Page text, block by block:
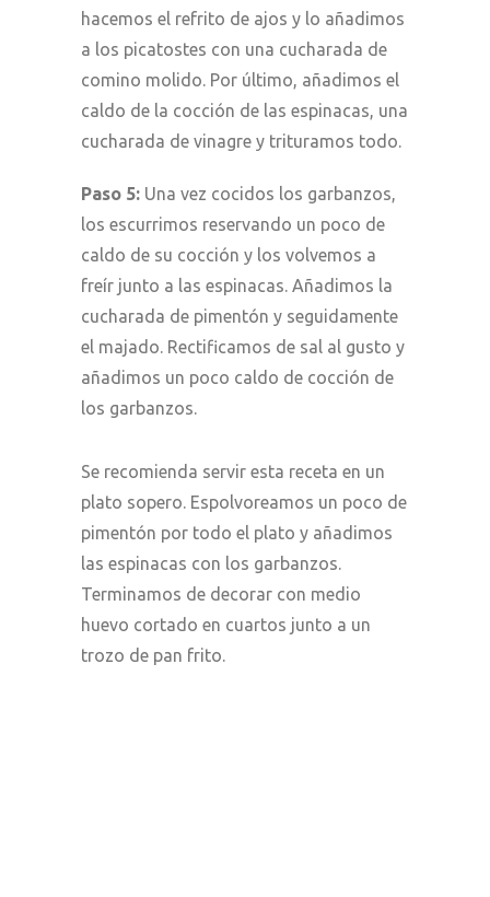
hacemos el refrito de ajos y lo añadimos
a los picatostes con una cucharada de
comino molido. Por último, añadimos el
caldo de la cocción de las espinacas, una
cucharada de vinagre y trituramos todo.
Paso 5: Una vez cocidos los garbanzos,
los escurrimos reservando un poco de
caldo de su cocción y los volvemos a
freír junto a las espinacas. Añadimos la
cucharada de pimentón y seguidamente
el majado. Rectificamos de sal al gusto y
añadimos un poco caldo de cocción de
los garbanzos.
Se recomienda servir esta receta en un
plato sopero. Espolvoreamos un poco de
pimentón por todo el plato y añadimos
las espinacas con los garbanzos.
Terminamos de decorar con medio
huevo cortado en cuartos junto a un
trozo de pan frito.